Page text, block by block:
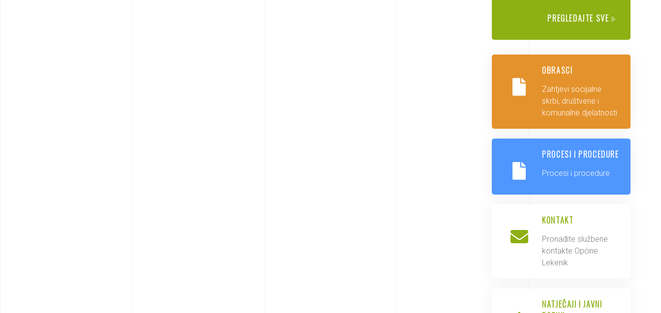
PREGLEDAJTE SVE
OBRASCI
Zahtjevi socijalne
skrbi, društvene i
komunalne djelatnosti
PROCESI I PROCEDURE
Procesi i procedure
KONTAKT
Pronađite službene
kontakte Općine
Lekenik
NATJEČAJI I JAVNI